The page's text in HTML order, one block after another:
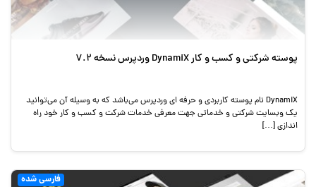
پوسته شرکتی و کسب و کار DynamiX وردپرس نسخه 7.2
DynamiX نام پوسته کاربردی و حرفه ای وردپرس می‌باشد که به وسیله آن می‌توانید
یک وبسایت شرکتی و خدماتی جهت معرفی خدمات شرکت و کسب و کار خود راه
اندازی […]
فارسی شده